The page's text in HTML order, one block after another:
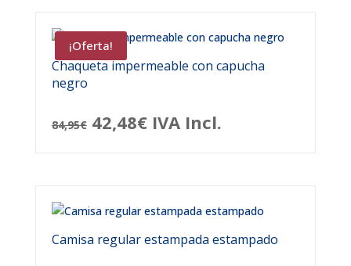
¡Oferta!
Chaqueta impermeable con capucha
negro
84,95€ El
era:
84,95€.
42,48€El
es:
42,48€.
IVA Incl.
Camisa regular estampada estampado